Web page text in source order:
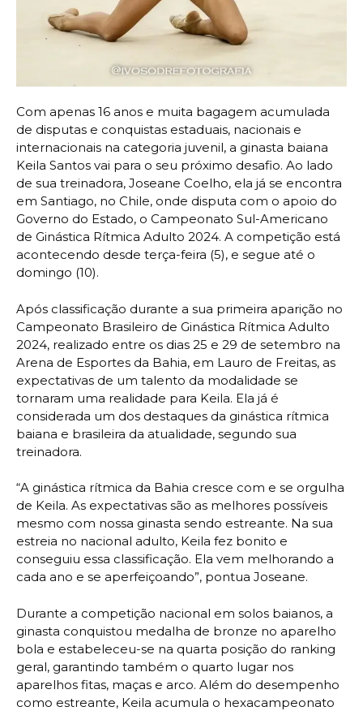
Com apenas 16 anos e muita bagagem acumulada
de disputas e conquistas estaduais, nacionais e
internacionais na categoria juvenil, a ginasta baiana
Keila Santos vai para o seu próximo desafio. Ao lado
de sua treinadora, Joseane Coelho, ela já se encontra
em Santiago, no Chile, onde disputa com o apoio do
Governo do Estado, o Campeonato Sul-Americano
de Ginástica Rítmica Adulto 2024. A competição está
acontecendo desde terça-feira (5), e segue até o
domingo (10).
Após classificação durante a sua primeira aparição no
Campeonato Brasileiro de Ginástica Rítmica Adulto
2024, realizado entre os dias 25 e 29 de setembro na
Arena de Esportes da Bahia, em Lauro de Freitas, as
expectativas de um talento da modalidade se
tornaram uma realidade para Keila. Ela já é
considerada um dos destaques da ginástica rítmica
baiana e brasileira da atualidade, segundo sua
treinadora.
“A ginástica rítmica da Bahia cresce com e se orgulha
de Keila. As expectativas são as melhores possíveis
mesmo com nossa ginasta sendo estreante. Na sua
estreia no nacional adulto, Keila fez bonito e
conseguiu essa classificação. Ela vem melhorando a
cada ano e se aperfeiçoando”, pontua Joseane.
Durante a competição nacional em solos baianos, a
ginasta conquistou medalha de bronze no aparelho
bola e estabeleceu-se na quarta posição do ranking
geral, garantindo também o quarto lugar nos
aparelhos fitas, maças e arco. Além do desempenho
como estreante, Keila acumula o hexacampeonato